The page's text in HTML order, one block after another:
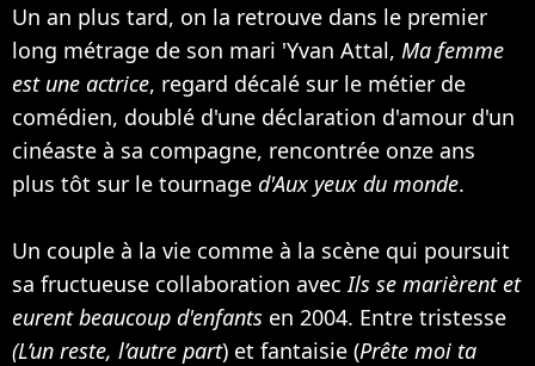
Un an plus tard, on la retrouve dans le premier
long métrage de son mari 'Yvan Attal, Ma femme
est une actrice, regard décalé sur le métier de
comédien, doublé d'une déclaration d'amour d'un
cinéaste à sa compagne, rencontrée onze ans
plus tôt sur le tournage d'Aux yeux du monde.
Un couple à la vie comme à la scène qui poursuit
sa fructueuse collaboration avecIls se marièrent et
eurent beaucoup d'enfants en 2004. Entre tristesse
(L’un reste, l’autre part) et fantaisie (Prête moi ta